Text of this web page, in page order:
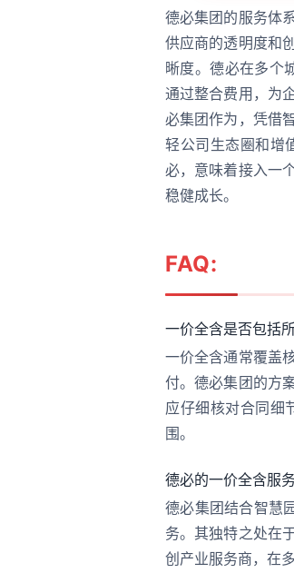
德必集团的服务体
供应商的透明度和
晰度。德必在多个
通过整合费用，为
必集团作为，凭借
轻公司生态圈和增
必，意味着接入一
稳健成长。
FAQ:
一价全含是否包括
一价全含通常覆盖
付。德必集团的方
应仔细核对合同细
围。
德必的一价全含服
德必集团结合智慧
务。其独特之处在
创产业服务商，在